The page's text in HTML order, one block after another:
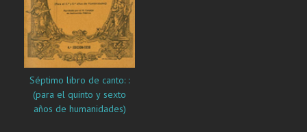
Séptimo libro de canto: :
(para el quinto y sexto
años de humanidades)